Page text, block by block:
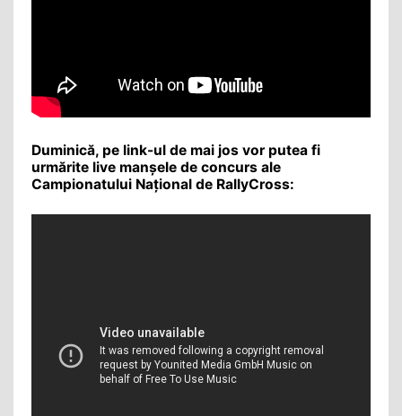
Duminică, pe link-ul de mai jos vor putea fi
urmărite live manșele de concurs ale
Campionatului Național de RallyCross: